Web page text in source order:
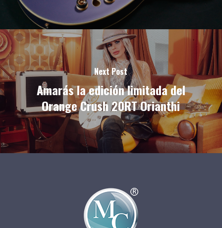
Next Post
Amarás la edición limitada del
Orange Crush 20RT Orianthi